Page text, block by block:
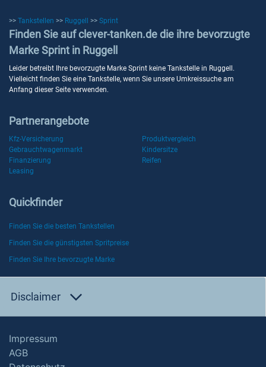
>> Tankstellen >> Ruggell >> Sprint
Finden Sie auf clever-tanken.de die ihre bevorzugte
Marke Sprint in Ruggell
Leider betreibt Ihre bevorzugte Marke Sprint keine Tankstelle in Ruggell.
Vielleicht finden Sie eine Tankstelle, wenn Sie unsere Umkreissuche am
Anfang dieser Seite verwenden.
Partnerangebote
Kfz-Versicherung
Produktvergleich
Gebrauchtwagenmarkt
Kindersitze
Finanzierung
Reifen
Leasing
Quickfinder
Finden Sie die besten Tankstellen
Finden Sie die günstigsten Spritpreise
Finden Sie Ihre bevorzugte Marke
Disclaimer
Impressum
AGB